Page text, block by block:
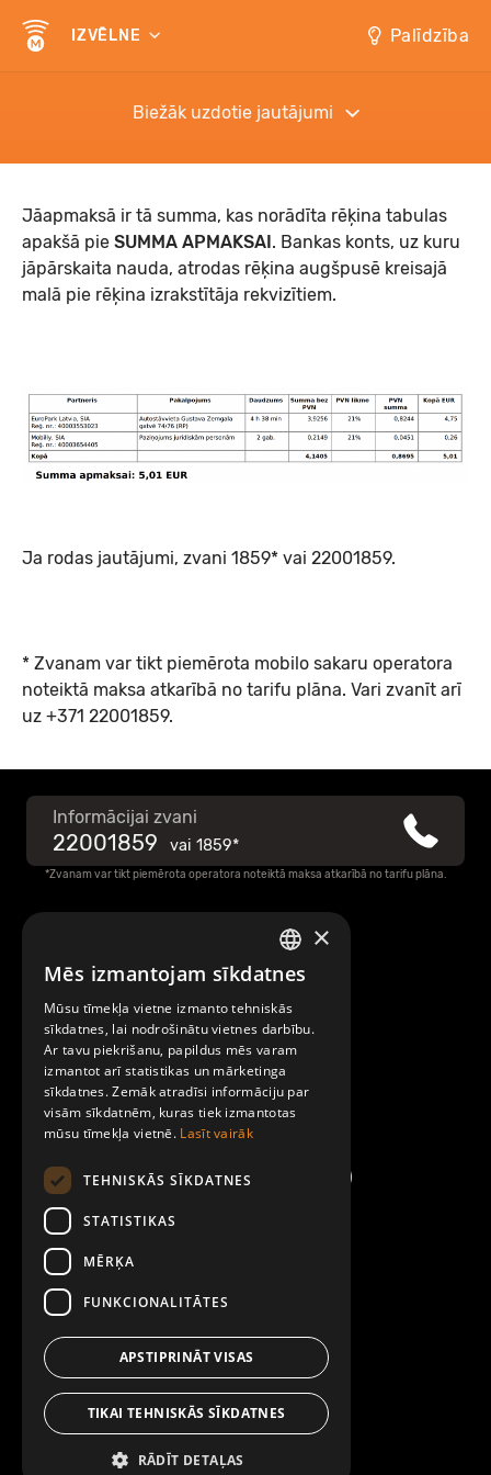
IZVĒLNE Palīdzība
Biežāk uzdotie jautājumi
Jāapmaksā ir tā summa, kas norādīta rēķina tabulas
apakšā pie SUMMA APMAKSAI. Bankas konts, uz kuru
jāpārskaita nauda, atrodas rēķina augšpusē kreisajā
malā pie rēķina izrakstītāja rekvizītiem.
Ja rodas jautājumi, zvani 1859* vai 22001859.
* Zvanam var tikt piemērota mobilo sakaru operatora
noteiktā maksa atkarībā no tarifu plāna. Vari zvanīt arī
uz +371 22001859.
Informācijai zvani
22001859 vai 1859*
*Zvanam var tikt piemērota operatora noteiktā maksa atkarībā no tarifu plāna.
Par Mobilly
Noteikumi un līgumi
Kontakti
LATVIAN
ENGLISH
×
Mēs izmantojam sīkdatnes
Mūsu tīmekļa vietne izmanto tehniskās
sīkdatnes, lai nodrošinātu vietnes darbību.
Ar tavu piekrišanu, papildus mēs varam
izmantot arī statistikas un mārketinga
sīkdatnes. Zemāk atradīsi informāciju par
visām sīkdatnēm, kuras tiek izmantotas
mūsu tīmekļa vietnē. Lasīt vairāk
TEHNISKĀS SĪKDATNES
STATISTIKAS
MĒRĶA
FUNKCIONALITĀTES
APSTIPRINĀT VISAS
TIKAI TEHNISKĀS SĪKDATNES
RĀDĪT DETAĻAS